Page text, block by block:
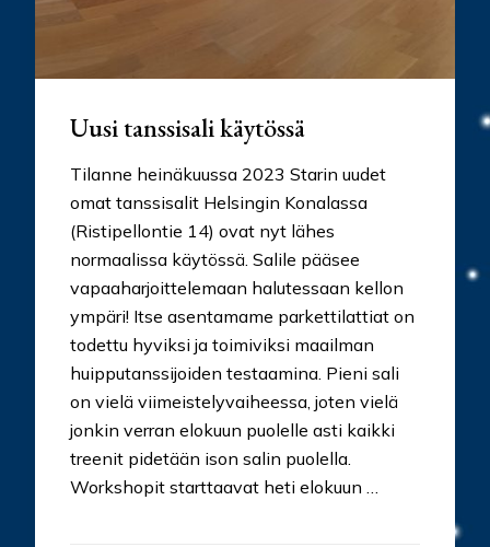
Uusi tanssisali käytössä
Tilanne heinäkuussa 2023 Starin uudet
omat tanssisalit Helsingin Konalassa
(Ristipellontie 14) ovat nyt lähes
normaalissa käytössä. Salile pääsee
vapaaharjoittelemaan halutessaan kellon
ympäri! Itse asentamame parkettilattiat on
todettu hyviksi ja toimiviksi maailman
huipputanssijoiden testaamina. Pieni sali
on vielä viimeistelyvaiheessa, joten vielä
jonkin verran elokuun puolelle asti kaikki
treenit pidetään ison salin puolella.
Workshopit starttaavat heti elokuun …